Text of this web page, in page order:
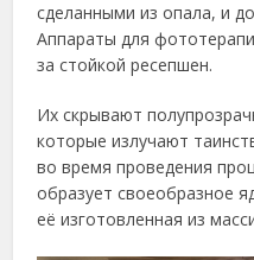
сделанными из опала, и
Аппараты для
за стойкой ресепшен.
Их скрывают
которые излучают
во время проведения
образует своеобразное
её изготовленная из